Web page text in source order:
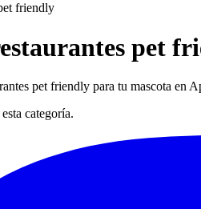
friendly
pet
pet friendly para tu mascota en
categoría.